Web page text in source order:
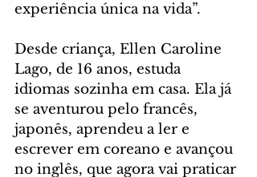
experiência única na vida”.
Desde criança, Ellen Caroline
Lago, de 16 anos, estuda
idiomas sozinha em casa. Ela já
se aventurou pelo francês,
japonês, aprendeu a ler e
escrever em coreano e avançou
no inglês, que agora vai praticar